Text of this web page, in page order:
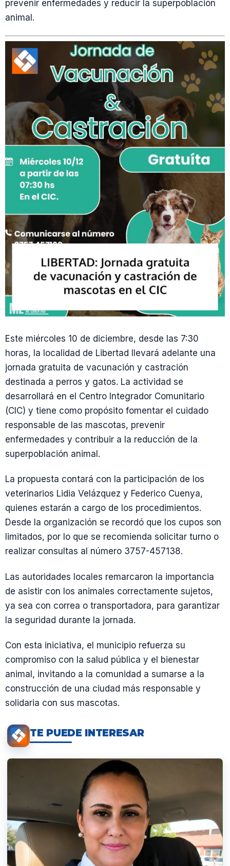
prevenir enfermedades y reducir la superpoblación
animal.
Este miércoles 10 de diciembre, desde las 7:30
horas, la localidad de Libertad llevará adelante una
jornada gratuita de vacunación y castración
destinada a perros y gatos. La actividad se
desarrollará en el Centro Integrador Comunitario
(CIC) y tiene como propósito fomentar el cuidado
responsable de las mascotas, prevenir
enfermedades y contribuir a la reducción de la
superpoblación animal.
La propuesta contará con la participación de los
veterinarios Lidia Velázquez y Federico Cuenya,
quienes estarán a cargo de los procedimientos.
Desde la organización se recordó que los cupos son
limitados, por lo que se recomienda solicitar turno o
realizar consultas al número 3757-457138.
Las autoridades locales remarcaron la importancia
de asistir con los animales correctamente sujetos,
ya sea con correa o transportadora, para garantizar
la seguridad durante la jornada.
Con esta iniciativa, el municipio refuerza su
compromiso con la salud pública y el bienestar
animal, invitando a la comunidad a sumarse a la
construcción de una ciudad más responsable y
solidaria con sus mascotas.
TE PUEDE INTERESAR